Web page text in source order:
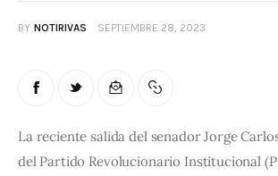
BY NOTIRIVAS SEPTIEMBRE 28, 2023
La reciente salida del senador Jorge
del Partido Revolucionario Institucional